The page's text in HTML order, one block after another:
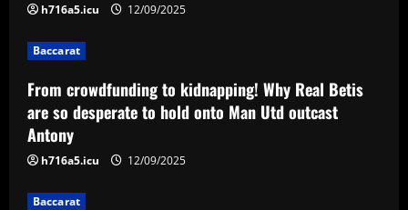
England Euro 2024 Squad: Southgate
leaves out Rashford & Sterling
h716a5.icu 12/09/2025
Baccarat
From crowdfunding to kidnapping! Why Real Betis
are so desperate to hold onto Man Utd outcast
Antony
h716a5.icu 12/09/2025
Baccarat